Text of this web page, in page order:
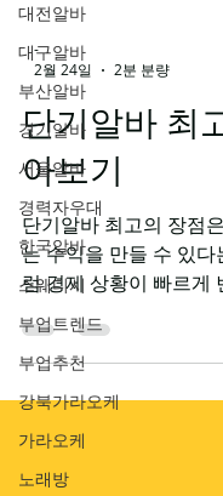
대전알바
대구알바
부산알바
경기알바
서울알바
경력자우대
한국알바
스웨디시
부업트렌드
부업추천
강북가라오케
가라오케
노래방
-
2월 24일
2분 분량
단기알바 최
아보기
단기알바 최고의 장점은 “짧은 시간 안에 원하
럼 경제 상황이 빠르게
장에서 오래 근무하는
상황에 맞춰 유연하게
자 단기알바는 이러한
무 형태입니다. 첫 번째